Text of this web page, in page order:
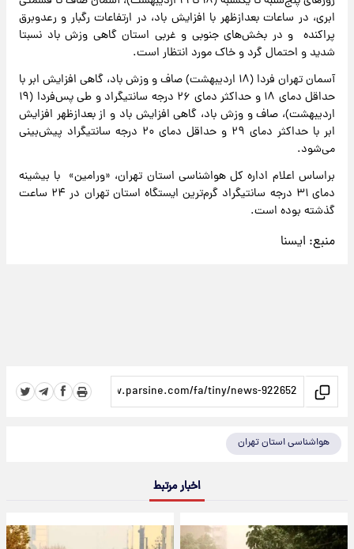
ابری، در ساعات بعدازظهر با افزایش باد، در ارتفاعات رگبار و رعدوبرق
پراکنده و در بخش‌های جنوبی و غربی استان گاهی وزش باد نسبتا
شدید و احتمال گرد و خاک مورد انتظار است.
آسمان تهران فردا (۱۸ اردیبهشت) صاف و وزش باد، گاهی افزایش ابر با
حداقل دمای ۱۸ و حداکثر دمای ۲۶ درجه سانتیگراد و طی پس‌فردا (۱۹
اردیبهشت)، صاف و وزش باد، گاهی افزایش باد و از بعدازظهر افزایش
ابر با حداکثر دمای ۲۹ و حداقل دمای ۲۰ درجه سانتیگراد پیش‌بینی
می‌شود.
براساس اعلام اداره کل هواشناسی استان تهران، «ورامین» با بیشینه
دمای ۳۱ درجه سانتیگراد گرم‌ترین ایستگاه‌ استان تهران در ۲۴ ساعت
گذشته بوده‌ است.
منبع: ایسنا
هواشناسی استان تهران
اخبار مرتبط